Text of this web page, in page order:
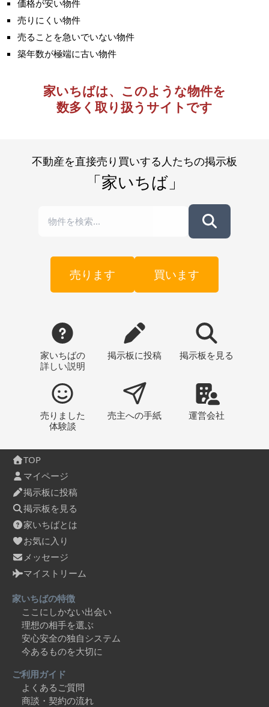
価格が安い物件
売りにくい物件
売ることを急いでいない物件
築年数が極端に古い物件
家いちばは、このような物件を
数多く取り扱うサイトです
不動産を直接売り買いする人たちの掲示板
「家いちば」
売ります 買います
家いちばの
詳しい説明
掲示板に投稿 掲示板 を見る
売りました
体験談
売主への手紙 運営会社
TOP
マイページ
掲示板に投稿
掲示板を見る
家いちばとは
お気に入り
メッセージ
マイストリーム
家いちばの特徴
ここにしかない出会い
理想の相手を選ぶ
安心安全の独自システム
今あるものを大切に
ご利用ガイド
よくあるご質問
商談・契約の流れ